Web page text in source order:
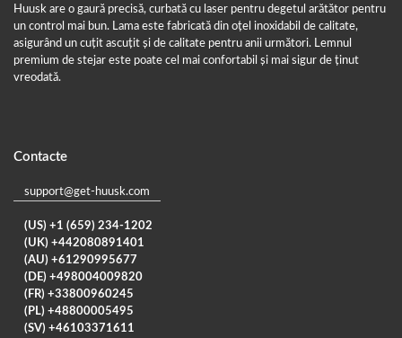
Huusk are o gaură precisă, curbată cu laser pentru degetul arătător pentru
un control mai bun. Lama este fabricată din oțel inoxidabil de calitate,
asigurând un cuțit ascuțit și de calitate pentru anii următori. Lemnul
premium de stejar este poate cel mai confortabil și mai sigur de ținut
vreodată.
Contacte
support@get-huusk.com
(US) +1 (659) 234-1202
(UK) +442080891401
(AU) +61290995677
(DE) +498004009820
(FR) +33800960245
(PL) +48800005495
(SV) +46103371611